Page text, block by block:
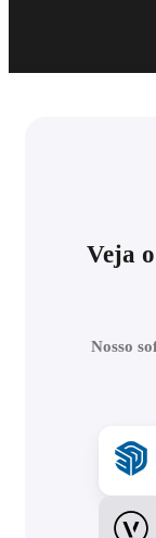
Veja
Nosso